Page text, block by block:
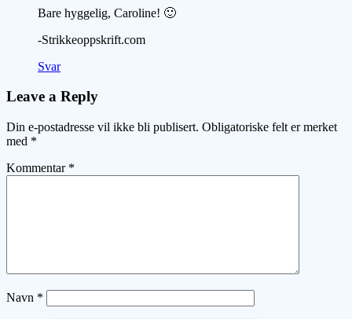
Bare hyggelig, Caroline! 🙂
-Strikkeoppskrift.com
Svar
Leave a Reply
Din e-postadresse vil ikke bli publisert. Obligatoriske felt er merket
med *
Kommentar *
Navn *